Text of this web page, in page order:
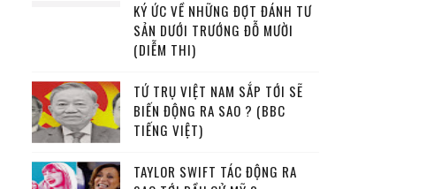
KÝ ỨC VỀ NHỮNG ĐỢT ĐÁNH TƯ
SẢN DƯỚI TRƯỚNG ĐỖ MƯỜI
(DIỄM THI)
TỨ TRỤ VIỆT NAM SẮP TỚI SẼ
BIẾN ĐỘNG RA SAO ? (BBC
TIẾNG VIỆT)
TAYLOR SWIFT TÁC ĐỘNG RA